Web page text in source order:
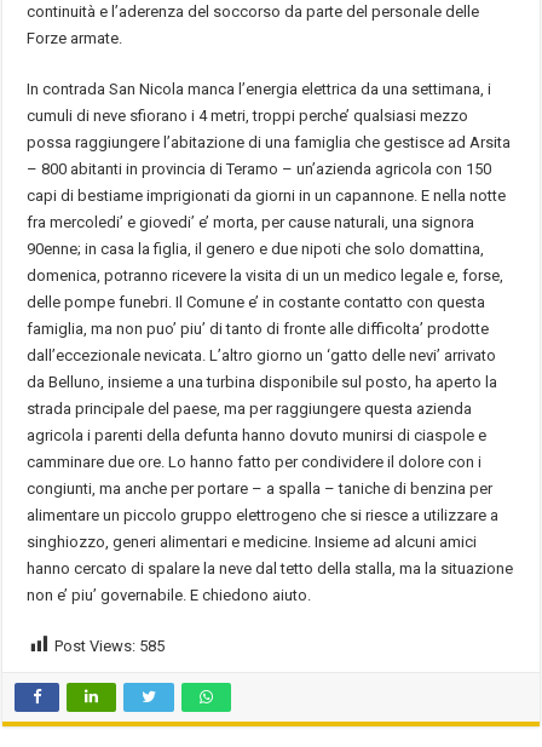
continuità e l’aderenza del soccorso da parte del personale delle
Forze armate.
In contrada San Nicola manca l’energia elettrica da una settimana, i
cumuli di neve sfiorano i 4 metri, troppi perche’ qualsiasi mezzo
possa raggiungere l’abitazione di una famiglia che gestisce ad Arsita
– 800 abitanti in provincia di Teramo – un’azienda agricola con 150
capi di bestiame imprigionati da giorni in un capannone. E nella notte
fra mercoledi’ e giovedi’ e’ morta, per cause naturali, una signora
90enne; in casa la figlia, il genero e due nipoti che solo domattina,
domenica, potranno ricevere la visita di un un medico legale e, forse,
delle pompe funebri. Il Comune e’ in costante contatto con questa
famiglia, ma non puo’ piu’ di tanto di fronte alle difficolta’ prodotte
dall’eccezionale nevicata. L’altro giorno un ‘gatto delle nevi’ arrivato
da Belluno, insieme a una turbina disponibile sul posto, ha aperto la
strada principale del paese, ma per raggiungere questa azienda
agricola i parenti della defunta hanno dovuto munirsi di ciaspole e
camminare due ore. Lo hanno fatto per condividere il dolore con i
congiunti, ma anche per portare – a spalla – taniche di benzina per
alimentare un piccolo gruppo elettrogeno che si riesce a utilizzare a
singhiozzo, generi alimentari e medicine. Insieme ad alcuni amici
hanno cercato di spalare la neve dal tetto della stalla, ma la situazione
non e’ piu’ governabile. E chiedono aiuto.
Post Views: 585